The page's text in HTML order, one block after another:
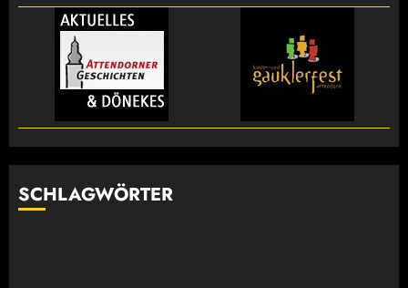
SCHLAGWÖRTER